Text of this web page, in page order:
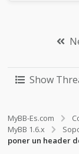
Show
MyBB-Es.com
MyBB 1.6.x
poner un header